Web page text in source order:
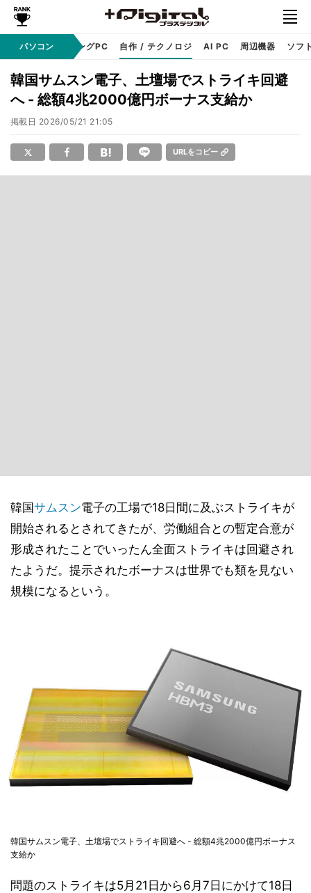
パソコン
PC本体 ゲーミングPC 自作 / テクノロジ AI PC 周辺機器 ソフ
韓国サムスン電子、土壇場でストライキ回避
へ - 総額4兆2000億円ボーナス支給か
掲載日 2026/05/21 21:05
URLをコピー
韓国サムスン電子の工場で18日間に及ぶストライキが
開始されるとされてきたが、労働組合との暫定合意が
形成されたことでいったん全面ストライキは回避され
たようだ。提示されたボーナスは世界でも類を見ない
規模になるという。
韓国サムスン電子、土壇場でストライキ回避へ - 総額4兆2000億円ボーナス
支給か
問題のストライキは5月21日から6月7日にかけて18日